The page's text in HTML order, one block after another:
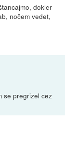
dokler
nočem vedet,
se pregrizel cez